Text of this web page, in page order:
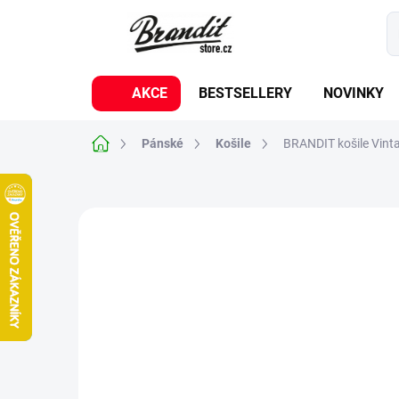
AKCE BESTSELLERY NOVINKY
Domů Pánské Košile BRANDIT košile